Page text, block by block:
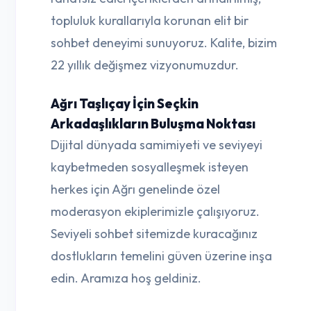
topluluk kurallarıyla korunan elit bir
sohbet deneyimi sunuyoruz. Kalite, bizim
22 yıllık değişmez vizyonumuzdur.
Ağrı Taşlıçay İçin Seçkin
Arkadaşlıkların Buluşma Noktası
Dijital dünyada samimiyeti ve seviyeyi
kaybetmeden sosyalleşmek isteyen
herkes için Ağrı genelinde özel
moderasyon ekiplerimizle çalışıyoruz.
Seviyeli sohbet sitemizde kuracağınız
dostlukların temelini güven üzerine inşa
edin. Aramıza hoş geldiniz.